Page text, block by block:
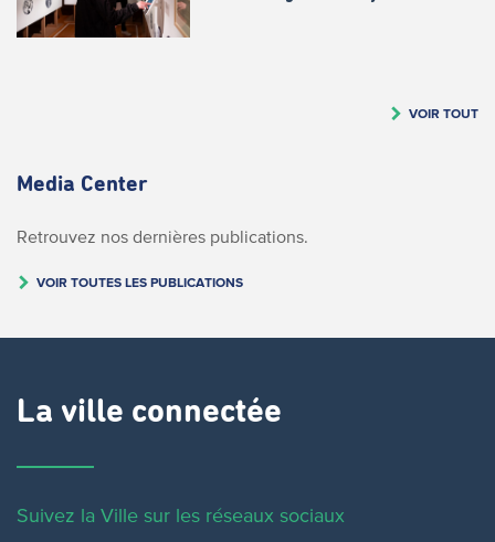
VOIR TOUT
Media Center
Retrouvez nos dernières publications.
VOIR TOUTES LES PUBLICATIONS
La ville connectée
Suivez la Ville sur les réseaux sociaux